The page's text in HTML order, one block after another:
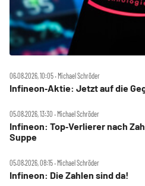
06.08.2026, 10:05 ‧ Michael Schröder
Infineon‑Aktie: Jetzt auf die
05.08.2026, 13:30 ‧ Michael Schröder
Infineon: Top‑Verlierer nach
Suppe
05.08.2026, 08:15 ‧ Michael Schröder
Infineon: Die Zahlen sind da!